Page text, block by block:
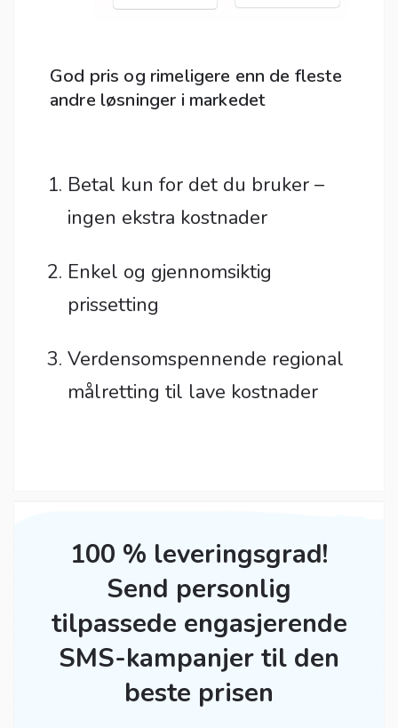
God pris og rimeligere enn de fleste
andre løsninger i markedet
Betal kun for det du bruker –
ingen ekstra kostnader
Enkel og gjennomsiktig
prissetting
Verdensomspennende regional
målretting til lave kostnader
100 % leveringsgrad!
Send personlig
tilpassede engasjerende
SMS-kampanjer til den
beste prisen